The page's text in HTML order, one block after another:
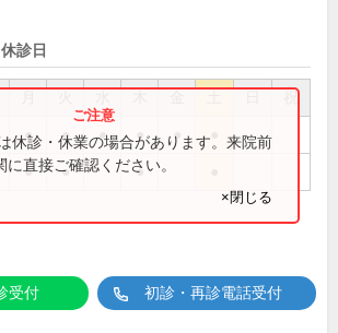
診日
祝
● ● ● ● ●
● ● ●
休診・休業の場合があります。来院前
直接ご確認ください。
×閉じる
受付 初診・再診電話受付